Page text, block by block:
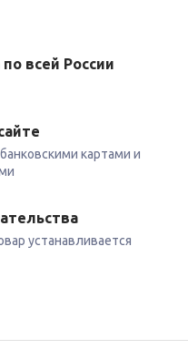
всей России
картами и
устанавливается